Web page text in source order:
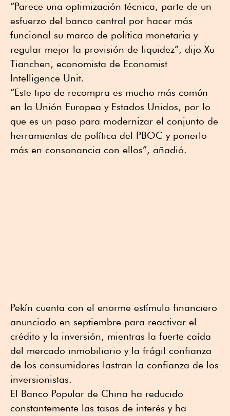
“Parece una optimización técnica, parte de un
esfuerzo del banco central por hacer más
funcional su marco de política monetaria y
regular mejor la provisión de liquidez”, dijo Xu
Tianchen, economista de Economist
Intelligence Unit.
“Este tipo de recompra es mucho más común
en la Unión Europea y Estados Unidos, por lo
que es un paso para modernizar el conjunto de
herramientas de política del PBOC y ponerlo
más en consonancia con ellos”, añadió.
Pekín cuenta con el enorme estímulo financiero
anunciado en septiembre para reactivar el
crédito y la inversión, mientras la fuerte caída
del mercado inmobiliario y la frágil confianza
de los consumidores lastran la confianza de los
inversionistas.
El Banco Popular de China ha reducido
constantemente las tasas de interés y ha